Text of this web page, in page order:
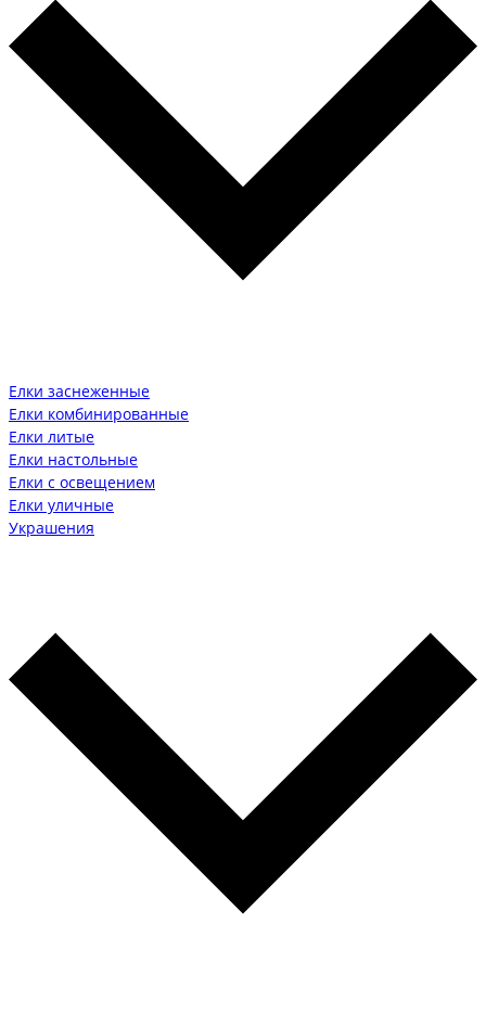
Елки заснеженные
Елки комбинированные
Елки литые
Елки настольные
Елки с освещением
Елки уличные
Украшения